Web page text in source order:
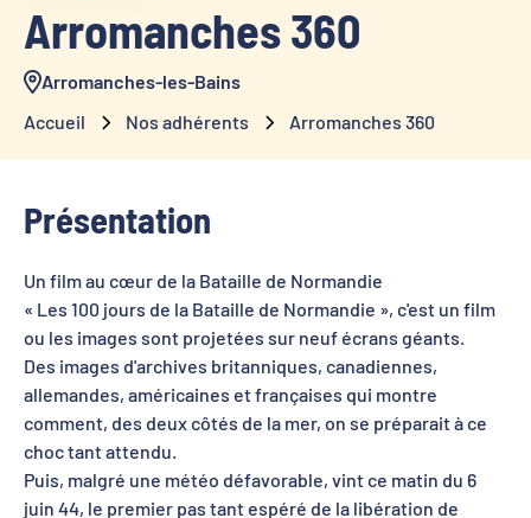
Arromanches 360
Arromanches-les-Bains
Accueil
Nos adhérents Arromanches 360
Présentation
Un film au cœur de la Bataille de Normandie
« Les 100 jours de la Bataille de Normandie », c'est un film
ou les images sont projetées sur neuf écrans géants.
Des images d'archives britanniques, canadiennes,
allemandes, américaines et françaises qui montre
comment, des deux côtés de la mer, on se préparait à ce
choc tant attendu.
Puis, malgré une météo défavorable, vint ce matin du 6
juin 44, le premier pas tant espéré de la libération de